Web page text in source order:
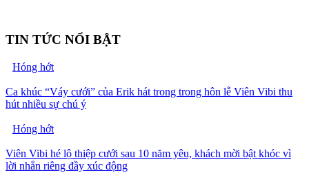
TIN TỨC NỔI BẬT
Hóng hớt
Ca khúc “Váy cưới” của Erik hát trong trong hôn lễ Viên Vibi thu
hút nhiều sự chú ý
Hóng hớt
Viên Vibi hé lộ thiệp cưới sau 10 năm yêu, khách mời bật khóc vì
lời nhắn riêng đầy xúc động